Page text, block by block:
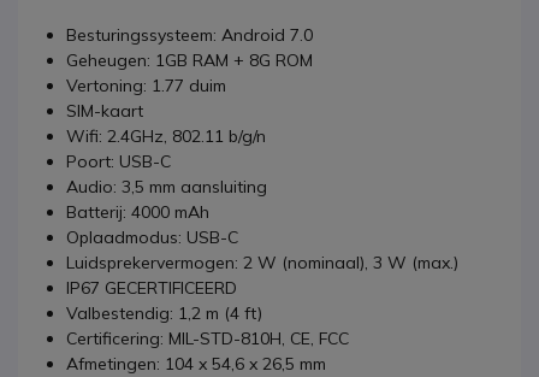
Besturingssysteem: Android 7.0
Geheugen: 1GB RAM + 8G ROM
Vertoning: 1.77 duim
SIM-kaart
Wifi: 2.4GHz, 802.11 b/g/n
Poort: USB-C
Audio: 3,5 mm aansluiting
Batterij: 4000 mAh
Oplaadmodus: USB-C
Luidsprekervermogen: 2 W (nominaal), 3 W (max.)
IP67 GECERTIFICEERD
Valbestendig: 1,2 m (4 ft)
Certificering: MIL-STD-810H, CE, FCC
Afmetingen: 104 x 54,6 x 26,5 mm